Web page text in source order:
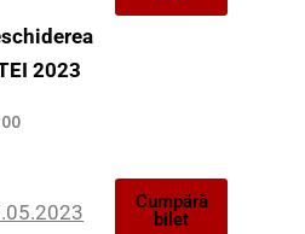
2023
Cumpără
bilet